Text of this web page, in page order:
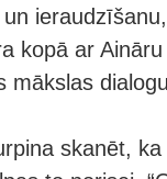
kopā ar
mākslas
skanēt,